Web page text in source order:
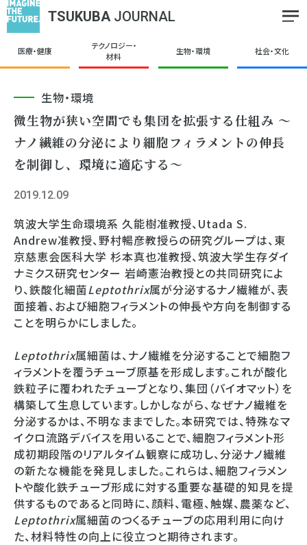
TSUKUBA JOURNAL
医療・健康
テクノロジー・
材料
生物・環境 社会・文化
生物・環境
微生物が狭い空間でも集団を拡張する仕組み 〜
ナノ繊維の分泌により細胞フィラメントの伸長
を制御し、環境に適応する〜
2019.12.09
筑波大学生命環境系 久能樹准教授、Utada S.
Andrew准教授、野村暢彦教授らの研究グループは、東
京慈恵会医科大学 杉本真也准教授、筑波大学生存ダイ
ナミクス研究センター 岩崎憲治教授との共同研究によ
り、鉄酸化細菌Leptothrix属が分泌するナノ繊維が、表
面接着、および細胞フィラメントの伸長や方向を制御する
ことを明らかにしました。
Leptothrix属細菌は、ナノ繊維を分泌することで細胞フ
ィラメントを覆うチューブ原基を形成します。これが酸化
鉄粒子に覆われたチューブとなり、集団（バイオマット）を
構築して生息しています。しかしながら、なぜナノ繊維を
分泌するかは、不明なままでした。本研究では、特殊なマ
イクロ流路デバイスを用いることで、細胞フィラメント形
成初期段階のリアルタイム観察に成功し、分泌ナノ繊維
の新たな機能を発見しました。これらは、細胞フィラメン
トや酸化鉄チューブ形成に対する重要な基礎的知見を提
供するものであると同時に、顔料、電極、触媒、農薬など、
Leptothrix属細菌のつくるチューブの応用利用に向け
た、材料特性の向上に役立つと期待されます。